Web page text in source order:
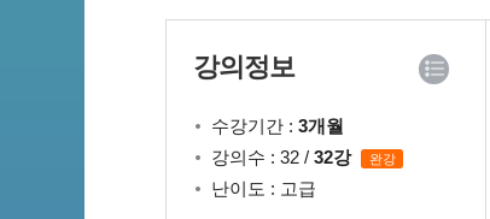
강의정보
수강기간 : 3개월
강의수 : 32 / 32강 완강
난이도 : 고급